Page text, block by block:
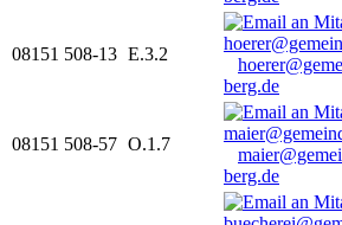
08151 508-13 E.3.2
berg.de
08151 508-57 O.1.7
berg.de